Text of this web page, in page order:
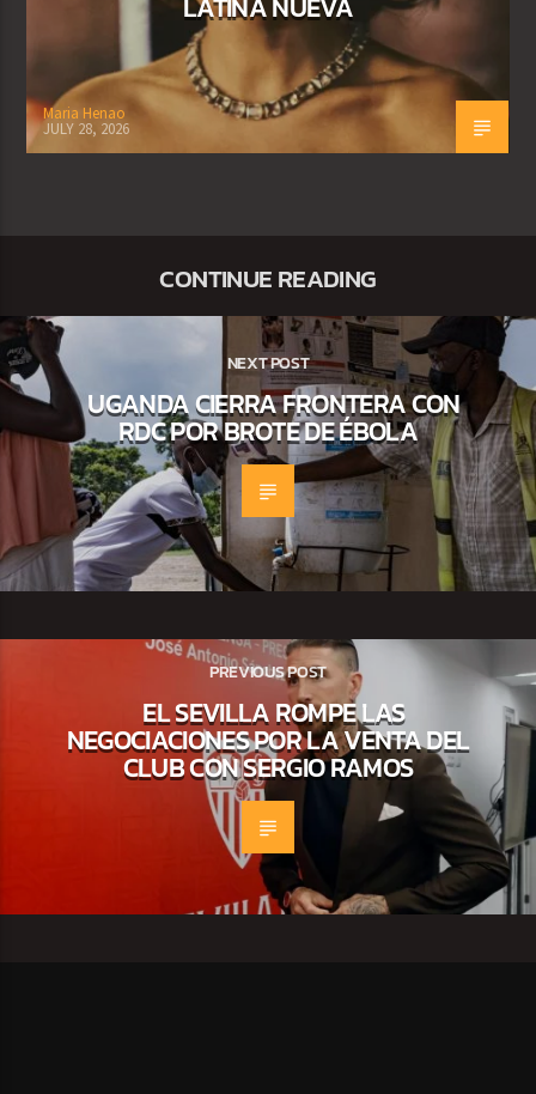
Maria Henao
JULY 28, 2026
CONTINUE READING
NEXT POST
UGANDA CIERRA FRONTERA CON
RDC POR BROTE DE ÉBOLA
PREVIOUS POST
EL SEVILLA ROMPE LAS
NEGOCIACIONES POR LA VENTA DEL
CLUB CON SERGIO RAMOS